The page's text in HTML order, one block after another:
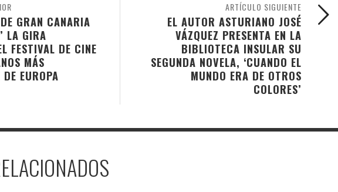
ARTÍCULO SIGUIENTE
EL AUTOR ASTURIANO JOSÉ
VÁZQUEZ PRESENTA EN LA
BIBLIOTECA INSULAR SU
SEGUNDA NOVELA, ‘CUANDO EL
MUNDO ERA DE OTROS
COLORES’
GRAN CANARIA
LA GIRA
FESTIVAL DE CINE
MÁS
EUROPA